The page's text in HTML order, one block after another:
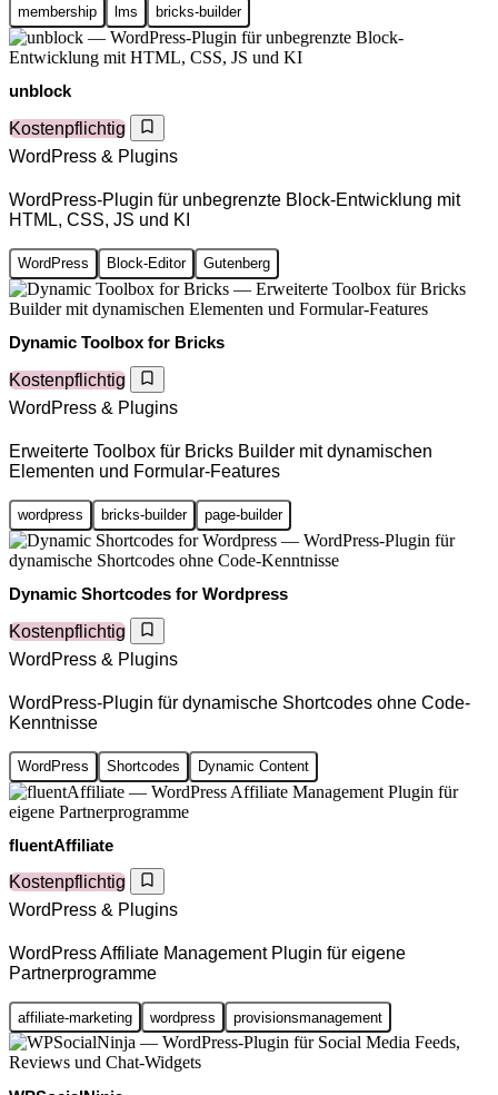
membership lms bricks-builder
unblock
Kostenpflichtig
WordPress & Plugins
WordPress-Plugin für unbegrenzte Block-Entwicklung mit
HTML, CSS, JS und KI
WordPress Block-Editor Gutenberg
Dynamic Toolbox for Bricks
Kostenpflichtig
WordPress & Plugins
Erweiterte Toolbox für Bricks Builder mit dynamischen
Elementen und Formular-Features
wordpress bricks-builder page-builder
Dynamic Shortcodes for Wordpress
Kostenpflichtig
WordPress & Plugins
WordPress-Plugin für dynamische Shortcodes ohne Code-
Kenntnisse
WordPress Shortcodes Dynamic Content
fluentAffiliate
Kostenpflichtig
WordPress & Plugins
WordPress Affiliate Management Plugin für eigene
Partnerprogramme
affiliate-marketing wordpress provisionsmanagement